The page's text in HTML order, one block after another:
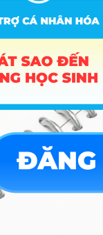
3. Điểm chuẩn
học Bách Khoa
Trường
Đại Học Bách
Đại Học Quốc
4. Cơ hội việc